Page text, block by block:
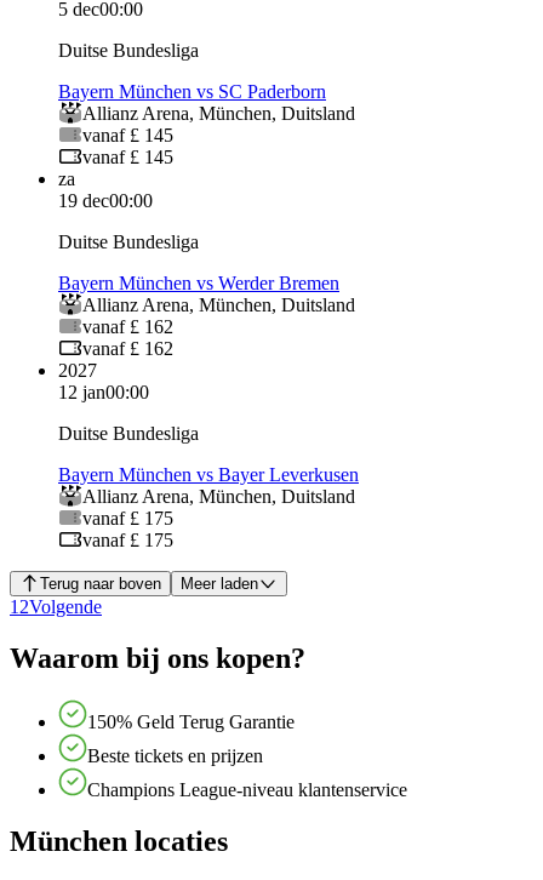
5 dec00:00
Duitse Bundesliga
Bayern München vs SC Paderborn
Allianz Arena, München, Duitsland
vanaf £ 145
vanaf £ 145
za
19 dec00:00
Duitse Bundesliga
Bayern München vs Werder Bremen
Allianz Arena, München, Duitsland
vanaf £ 162
vanaf £ 162
2027
12 jan00:00
Duitse Bundesliga
Bayern München vs Bayer Leverkusen
Allianz Arena, München, Duitsland
vanaf £ 175
vanaf £ 175
Terug naar boven Meer laden
1 2Volgende
Waarom bij ons kopen?
150% Geld Terug Garantie
Beste tickets en prijzen
Champions League-niveau klantenservice
München locaties